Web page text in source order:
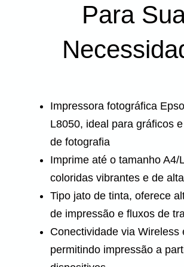
Para
Impressora fotográfica
L8050, ideal para gráficos
de fotografia
Imprime até o tamanho A4/
coloridas vibrantes e de
Tipo jato de tinta, oferece
de impressão e fluxos de
Conectividade via Wireless
permitindo impressão a